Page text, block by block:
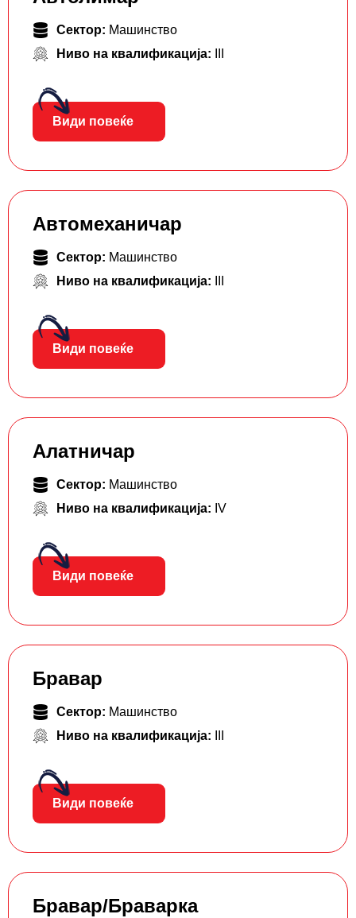
Сектор: Машинство
Ниво на квалификација:
Види повеќе
Автомеханичар
Сектор: Машинство
Ниво на квалификација:
Види повеќе
Алатничар
Сектор: Машинство
Ниво на квалификација: IV
Види повеќе
Бравар
Сектор: Машинство
Ниво на квалификација:
Види повеќе
Бравар/Браварка